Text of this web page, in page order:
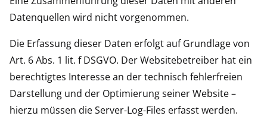
Datenquellen wird nicht vorgenommen.
Die Erfassung dieser Daten erfolgt auf Grundlage von
Art. 6 Abs. 1 lit. f DSGVO. Der Websitebetreiber hat ein
berechtigtes Interesse an der technisch fehlerfreien
Darstellung und der Optimierung seiner Website –
hierzu müssen die Server-Log-Files erfasst werden.